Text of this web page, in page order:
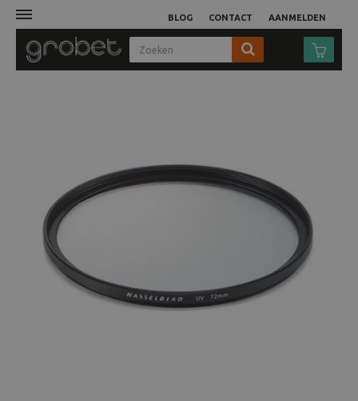
AANMELDEN
BLOG CONTACT
Objectieven
Video
Tassen
Statieven